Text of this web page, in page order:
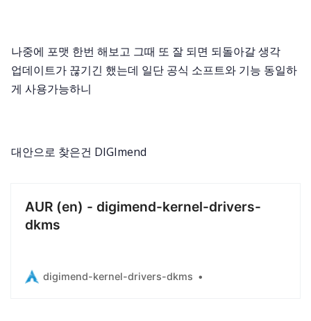
나중에 포맷 한번 해보고 그때 또 잘 되면 되돌아갈 생각
업데이트가 끊기긴 했는데 일단 공식 소프트와 기능 동일하
게 사용가능하니
대안으로 찾은건 DIGImend
AUR (en) - digimend-kernel-drivers-
dkms
digimend-kernel-drivers-dkms